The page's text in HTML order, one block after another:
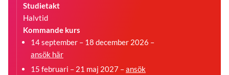
Studietakt
Halvtid
Kommande kurs
14 september – 18 december 2026 –
ansök här
15 februari – 21 maj 2027 –ansök